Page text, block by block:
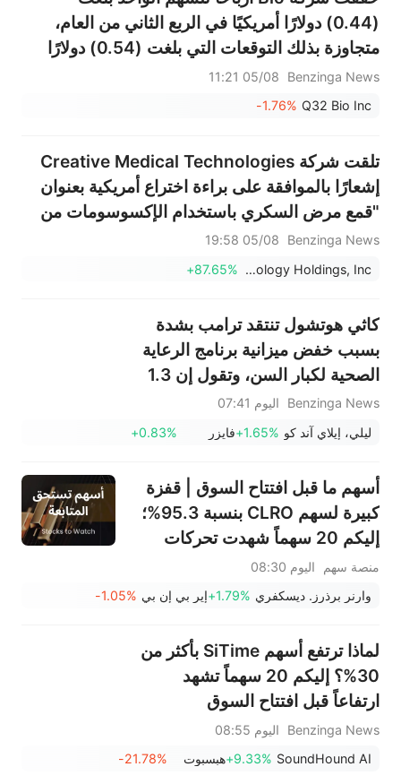
(0.44) دولارًا أمريكيًا في الربع الثاني من العام،
متجاوزة بذلك التوقعات التي بلغت (0.54) دولارًا
أمريكيًا.
Benzinga News
05/08 11:21
Q32 Bio Inc
-1.76%
تلقت شركة Creative Medical Technologies
إشعارًا بالموافقة على براءة اختراع أمريكية بعنوان
"قمع مرض السكري باستخدام الإكسوسومات من
الخلايا النخاعية المبرمجة بالخلايا الجذعية".
Benzinga News
05/08 19:58
Creative Medical Technology Holdings, Inc.
+87.65%
كاثي هوتشول تنتقد ترامب بشدة
بسبب خفض ميزانية برنامج الرعاية
الصحية لكبار السن، وتقول إن 1.3
مليون من سكان نيويورك سيدفعون
المزيد مقابل الأدوية الموصوفة:
Benzinga News
اليوم 07:41
ليلي، إيلاي آند كو +1.65%فايزر +0.83%
أسهم ما قبل افتتاح السوق | قفزة
كبيرة لسهم CLRO بنسبة 95.3%؛
إليكم 20 سهماً شهدت تحركات
أغسطس)
منصة سهم
اليوم 08:30
وارنر برذرز. ديسكفري +1.79%إير بي إن بي -1.05%
لماذا ترتفع أسهم SiTime بأكثر من
30%؟ إليكم 20 سهماً تشهد
ارتفاعاً قبل افتتاح السوق
Benzinga News
اليوم 08:55
SoundHound AI
+9.33%هبسبوت -21.78%